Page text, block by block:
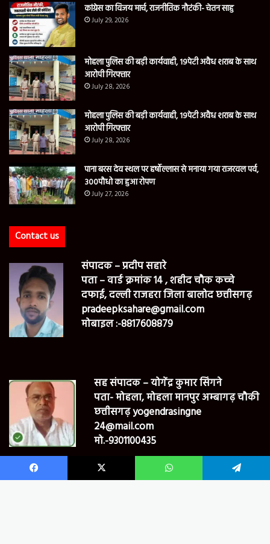
कांग्रेस का विजय मार्च, राजनीतिक नौटंकी- चेतन साहु
July 29, 2026
मोहला पुलिस की बड़ी कार्यवाही, 19पेटी अवैध शराब के साथ
आरोपी गिरफ्तार
July 28, 2026
मोहला पुलिस की बड़ी कार्यवाही, 19पेटी अवैध शराब के साथ
आरोपी गिरफ्तार
July 28, 2026
पाना बरस देव स्थल पर हर्षोल्लास से मनाया गया राजरवल पर्व,
300पौधो का हुआ रोपण
July 27, 2026
Contact us
संपादक – प्रदीप सहारे
पता – वार्ड क्रमांक 14 , शहीद चौक कच्चे
दफाई, दल्ली राजहरा जिला बालोद छत्तीसगढ़
pradeepksahare@gmail.com
मोबाइल :-8817608879
सह संपादक – योगेंद्र कुमार सिंगने
पता- मोहला, मोहला मानपुर अम्बागढ़ चौकी
छत्तीसगढ़ yogendrasingne
24@mail.com
मो.-9301100435
Facebook X WhatsApp Telegram